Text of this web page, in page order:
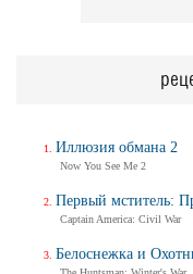
Иллюзия обмана 2
Now You See Me 2
Первый мститель:
Captain America: Civil War
Белоснежка и